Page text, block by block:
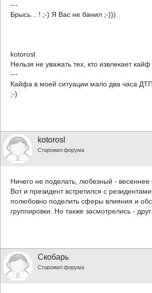
---
Брысь... ! ;-) Я Вас не банил ;-)))
kotorosl
Нельзя не уважать тех, кто извлекает
---
Кайфа в моей ситуации мало два часа
;-)
kotorosl
Старожил форума
Ничего не поделать, любезный - весеннее
Вот и президент встретился с
полюбовно поделить сферы влияния и
группировки. Но также засмотрелись - друг
Скобарь
Старожил форума